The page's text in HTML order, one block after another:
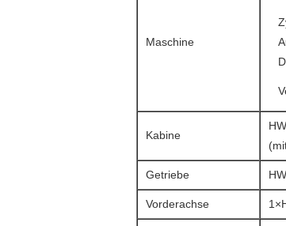
Maschine
Kabine
Getriebe
Vorderachse